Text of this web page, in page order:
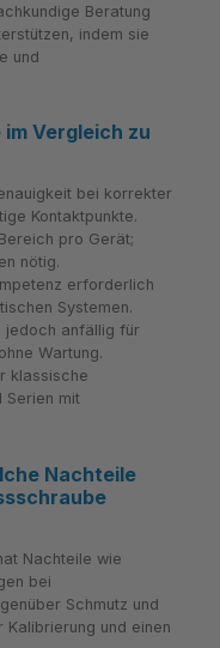
Beratung
indem sie
und
Vergleich zu
bei korrekter
Kontaktpunkte.
pro Gerät;
nötig.
erforderlich
Systemen.
jedoch anfällig für
Wartung.
klassische
Serien mit
Nachteile
Nachteile wie
bei
Schmutz und
und einen